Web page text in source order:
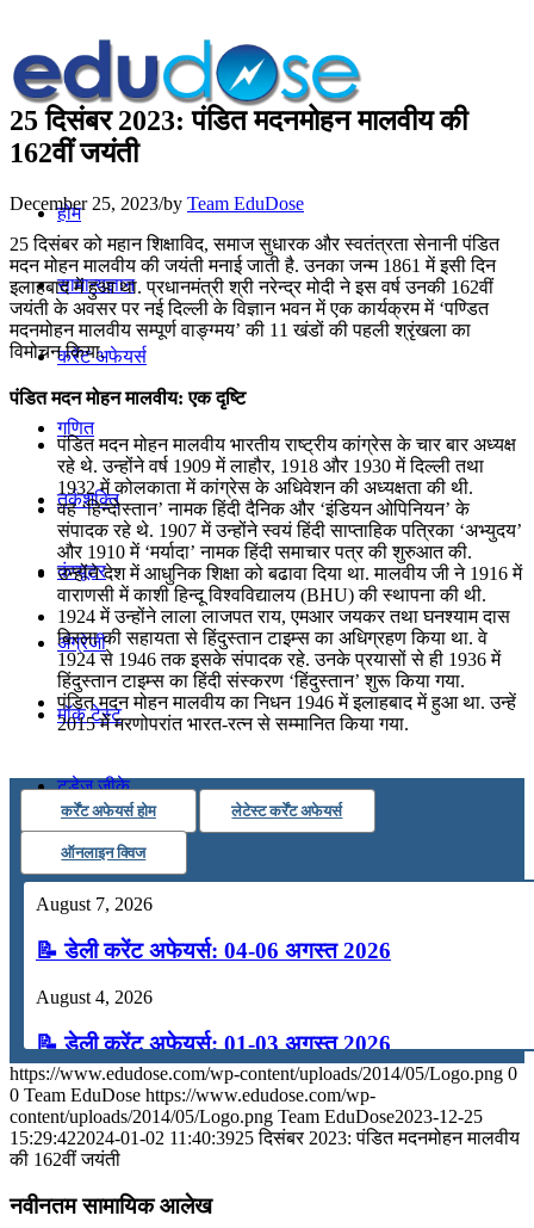
होम
सामान्यज्ञान
करेंट अफेयर्स
गणित
तर्कशक्ति
कंप्यूटर
अंग्रेजी
मॉक टेस्ट
टुडेज जीके
Menu Menu
25 दिसंबर 2023: पंडित मदनमोहन मालवीय की
162वीं जयंती
December 25, 2023/by Team EduDose
25 दिसंबर को महान शिक्षाविद, समाज सुधारक और स्वतंत्रता सेनानी पंडित
मदन मोहन मालवीय की जयंती मनाई जाती है. उनका जन्म 1861 में इसी दिन
इलाहबाद में हुआ था. प्रधानमंत्री श्री नरेन्द्र मोदी ने इस वर्ष उनकी 162वीं
जयंती के अवसर पर नई दिल्ली के विज्ञान भवन में एक कार्यक्रम में ‘पण्डित
मदनमोहन मालवीय सम्पूर्ण वाङ्ग्मय’ की 11 खंडों की पहली श्रृंखला का
विमोचन किया.
पंडित मदन मोहन मालवीय: एक दृष्टि
पंडित मदन मोहन मालवीय भारतीय राष्ट्रीय कांग्रेस के चार बार अध्यक्ष
रहे थे. उन्होंने वर्ष 1909 में लाहौर, 1918 और 1930 में दिल्ली तथा
1932 में कोलकाता में कांग्रेस के अधिवेशन की अध्यक्षता की थी.
वह ‘हिन्दोस्तान’ नामक हिंदी दैनिक और ‘इंडियन ओपिनियन’ के
संपादक रहे थे. 1907 में उन्होंने स्वयं हिंदी साप्ताहिक पत्रिका ‘अभ्युदय’
और 1910 में ‘मर्यादा’ नामक हिंदी समाचार पत्र की शुरुआत की.
उन्‍होंने देश में आधुनिक शिक्षा को बढावा दिया था. मालवीय जी ने 1916 में
वाराणसी में काशी हिन्‍दू विश्‍वविद्यालय (BHU) की स्‍थापना की थी.
1924 में उन्होंने लाला लाजपत राय, एमआर जयकर तथा घनश्याम दास
बिरला की सहायता से हिंदुस्तान टाइम्स का अधिग्रहण किया था. वे
1924 से 1946 तक इसके संपादक रहे. उनके प्रयासों से ही 1936 में
हिंदुस्तान टाइम्स का हिंदी संस्करण ‘हिंदुस्तान’ शुरू किया गया.
पंडित मदन मोहन मालवीय का निधन 1946 में इलाहबाद में हुआ था. उन्‍हें
2015 में मरणोपरांत भारत-रत्‍न से सम्‍मानित किया गया.
कर्रेंट अफेयर्स होम लेटेस्ट कर्रेंट अफेयर्स
ऑनलाइन क्विज
August 7, 2026
📝 डेली करेंट अफेयर्स: 04-06 अगस्त 2026
August 4, 2026
📝 डेली करेंट अफेयर्स: 01-03 अगस्त 2026
July 31, 2026
📝 डेली करेंट अफेयर्स: 28-31 जुलाई 2026
https://www.edudose.com/wp-content/uploads/2014/05/Logo.png 0
0 Team EduDose https://www.edudose.com/wp-
content/uploads/2014/05/Logo.png Team EduDose2023-12-25
15:29:422024-01-02 11:40:3925 दिसंबर 2023: पंडित मदनमोहन मालवीय
की 162वीं जयंती
नवीनतम सामायिक आलेख